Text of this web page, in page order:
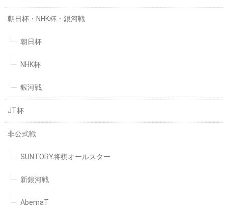
朝日杯・NHK杯・銀河戦
朝日杯
NHK杯
銀河戦
JT杯
非公式戦
SUNTORY将棋オールスター
新銀河戦
AbemaT